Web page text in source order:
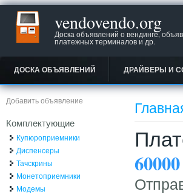
vendovendo.org
Доска объявлений о вендинге,
платежных терминалов и др.
ДОСКА ОБЪЯВЛЕНИЙ ДРАЙВЕРЫ И
Вы здесь
60000
Добавить объявление
Комплектующие
Купюроприемники
Диспенсеры
Тачскрины
Монетоприемники
Модемы